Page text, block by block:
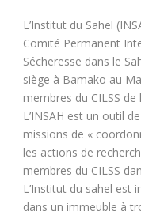
L’Institut du Sahel
Comité Permanent
Sécheresse dans le
siège à Bamako au
membres du CILSS de
L’INSAH est un outil
missions de «
les actions de
membres du CILSS
L’Institut du sahel est
dans un immeuble à